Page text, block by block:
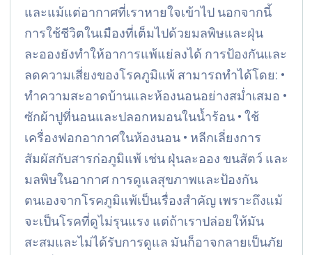
และแม้แต่อากาศที่เราหายใจเข้าไป นอกจากนี้
การใช้ชีวิตในเมืองที่เต็มไปด้วยมลพิษและฝุ่น
ละอองยังทำให้อาการแพ้แย่ลงได้ การป้องกันและ
ลดความเสี่ยงของโรคภูมิแพ้ สามารถทำได้โดย: •
ทำความสะอาดบ้านและห้องนอนอย่างสม่ำเสมอ •
ซักผ้าปูที่นอนและปลอกหมอนในน้ำร้อน • ใช้
เครื่องฟอกอากาศในห้องนอน • หลีกเลี่ยงการ
สัมผัสกับสารก่อภูมิแพ้ เช่น ฝุ่นละออง ขนสัตว์ และ
มลพิษในอากาศ การดูแลสุขภาพและป้องกัน
ตนเองจากโรคภูมิแพ้เป็นเรื่องสำคัญ เพราะถึงแม้
จะเป็นโรคที่ดูไม่รุนแรง แต่ถ้าเราปล่อยให้มัน
สะสมและไม่ได้รับการดูแล มันก็อาจกลายเป็นภัย